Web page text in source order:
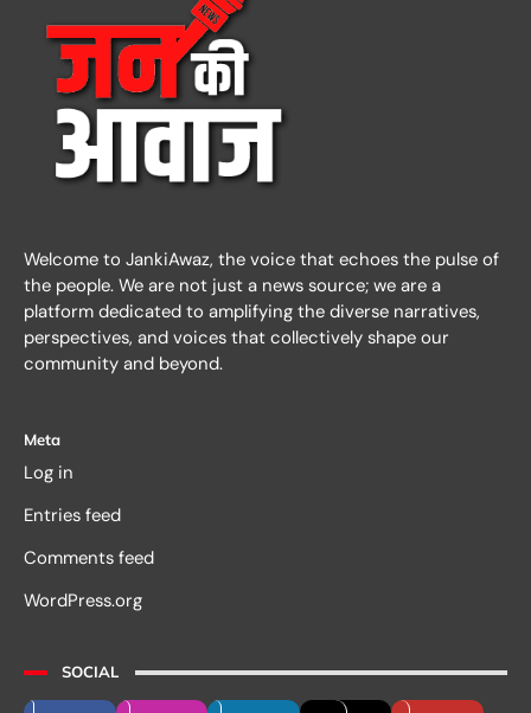
Welcome to JankiAwaz, the voice that echoes the pulse of
the people. We are not just a news source; we are a
platform dedicated to amplifying the diverse narratives,
perspectives, and voices that collectively shape our
community and beyond.
Meta
Log in
Entries feed
Comments feed
WordPress.org
SOCIAL